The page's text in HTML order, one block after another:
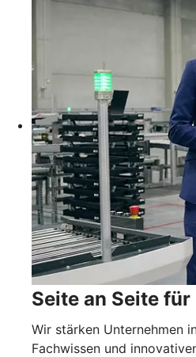
Seite an Seite
Wir stärken Unternehmen
Fachwissen und